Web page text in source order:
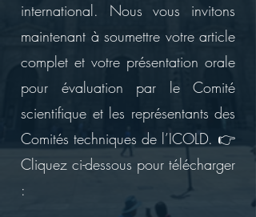
international. Nous vous invitons
maintenant à soumettre votre article
complet et votre présentation orale
pour évaluation par le Comité
scientifique et les représentants des
Comités techniques de l’ICOLD. 👉
Cliquez ci-dessous pour télécharger
: